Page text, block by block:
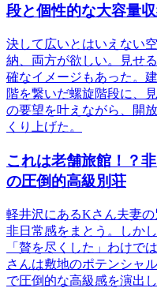
段と個性的な大容量
決して広いとはいえない
納、両方が欲しい。見せ
確なイメージもあった。
階を繋いだ螺旋階段に、
の要望を叶えながら、開
くり上げた。
これは老舗旅館！？
の圧倒的高級別荘
軽井沢にあるKさん夫妻
非日常感をまとう。しか
「贅を尽くした」わけで
さんは敷地のポテンシャ
で圧倒的な高級感を演出し